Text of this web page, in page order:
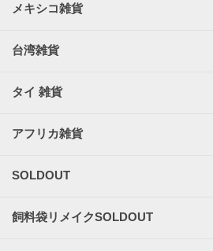
メキシコ雑貨
台湾雑貨
タイ 雑貨
アフリカ雑貨
SOLDOUT
飼料袋リメイクSOLDOUT